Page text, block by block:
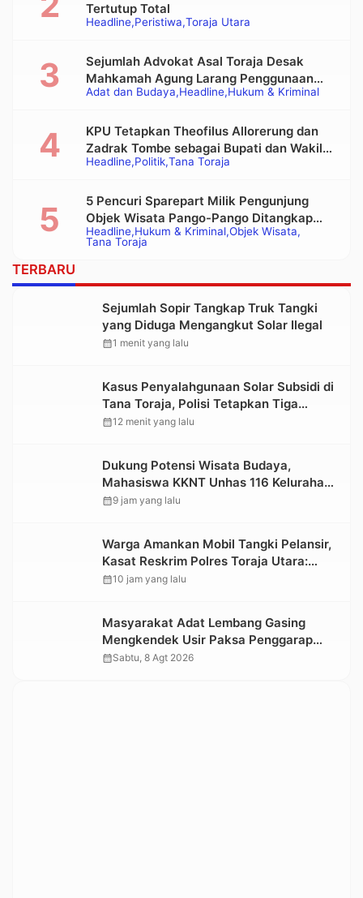
Headline Peristiwa Toraja Utara
Tertutup Total
Adat dan Budaya Headline Hukum & Kriminal
Sejumlah Advokat Asal Toraja Desak
Mahkamah Agung Larang Penggunaan
Alat Berat pada Eksekusi Rumah Adat
Headline Politik Tana Toraja
KPU Tetapkan Theofilus Allorerung dan
Zadrak Tombe sebagai Bupati dan Wakil
Bupati Tana Toraja Terpilih
Headline Hukum & Kriminal Objek Wisata
Tana Toraja
5 Pencuri Sparepart Milik Pengunjung
Objek Wisata Pango-Pango Ditangkap
Polisi
TERBARU
Sejumlah Sopir Tangkap Truk Tangki
yang Diduga Mengangkut Solar Ilegal
calendar_month1 menit yang lalu
Kasus Penyalahgunaan Solar Subsidi di
Tana Toraja, Polisi Tetapkan Tiga
Tersangka Baru
calendar_month12 menit yang lalu
Dukung Potensi Wisata Budaya,
Mahasiswa KKNT Unhas 116 Kelurahan
Nonongan Utara Pasang Papan
calendar_month9 jam yang lalu
Warga Amankan Mobil Tangki Pelansir,
Kasat Reskrim Polres Toraja Utara:
Proses Hukum Berjalan Transparan
calendar_month10 jam yang lalu
Masyarakat Adat Lembang Gasing
Mengkendek Usir Paksa Penggarap
yang Rusak Kawasan Hutan
calendar_monthSabtu, 8 Agt 2026